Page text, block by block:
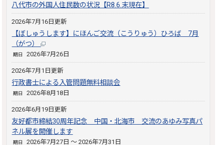
八代市の外国人住民数の状況【R8.6.末現在】
2026年7月16日更新
【ぼしゅうします】にほんご交流（こうりゅう）ひろば 7月
（がつ）
期日 2026年7月26日
2026年7月1日更新
行政書士による入管問題無料相談会
期日 2026年8月18日
2026年6月19日更新
友好都市締結30周年記念 中国・北海市 交流のあゆみ写真パ
ネル展を開催します
期日 2026年7月27日 ～ 2026年7月31日